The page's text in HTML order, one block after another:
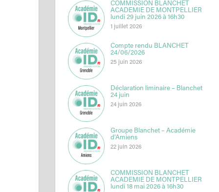
COMMISSION BLANCHET
ACADEMIE DE MONTPELLIER
lundi 29 juin 2026 à 16h30
1 juillet 2026
Compte rendu BLANCHET
24/06/2026
25 juin 2026
Déclaration liminaire – Blanchet
24 juin
24 juin 2026
Groupe Blanchet – Académie
d’Amiens
22 juin 2026
COMMISSION BLANCHET
ACADEMIE DE MONTPELLIER
lundi 18 mai 2026 à 16h30